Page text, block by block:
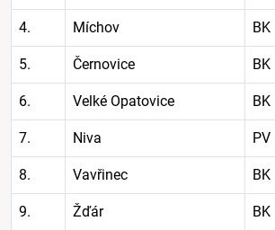
4. Míchov BK
5. Černovice BK
6. Velké Opatovice BK
7. Niva PV
8. Vavřinec BK
9. Žďár BK